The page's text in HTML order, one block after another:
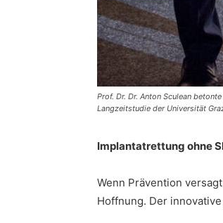
Prof. Dr. Dr. Anton Sculean
Langzeitstudie der Universität
Implantatrettung ohne
Wenn Prävention
Hoffnung. Der